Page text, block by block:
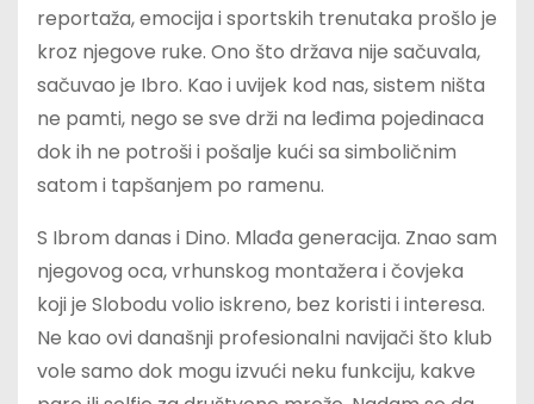
reportaža, emocija i sportskih trenutaka prošlo je
kroz njegove ruke. Ono što država nije sačuvala,
sačuvao je Ibro. Kao i uvijek kod nas, sistem ništa
ne pamti, nego se sve drži na leđima pojedinaca
dok ih ne potroši i pošalje kući sa simboličnim
satom i tapšanjem po ramenu.
S Ibrom danas i Dino. Mlađa generacija. Znao sam
njegovog oca, vrhunskog montažera i čovjeka
koji je Slobodu volio iskreno, bez koristi i interesa.
Ne kao ovi današnji profesionalni navijači što klub
vole samo dok mogu izvući neku funkciju, kakve